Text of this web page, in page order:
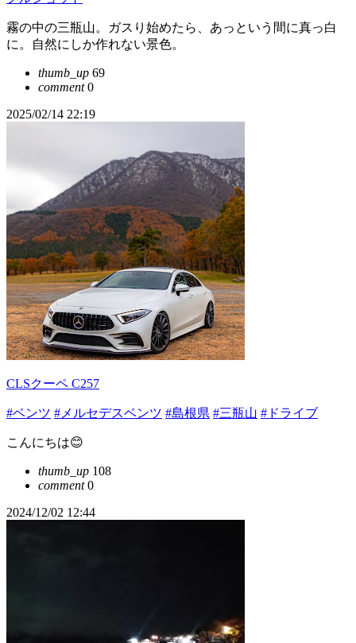
霧の中の三瓶山。ガスり始めたら、あっという間に真っ白
に。自然にしか作れない景色。
thumb_up 69
comment0
2025/02/14 22:19
CLSクーペ C257
#ベンツ #メルセデスベンツ #島根県 #三瓶山 #ドライブ
こんにちは😊
thumb_up 108
comment0
2024/12/02 12:44